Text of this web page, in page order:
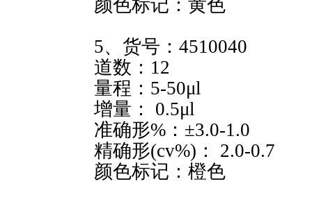
颜色标记：黄色
5、货号：4510040
道数：12
量程：5-50μl
增量： 0.5μl
准确形%：±3.0-1.0
精确形(cv%)： 2.0-0.7
颜色标记：橙色